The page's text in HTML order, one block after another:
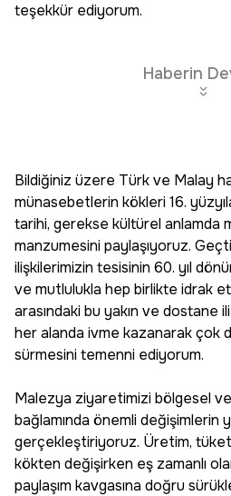
teşekkür ediyorum.
Haberin
Bildiğiniz üzere Türk ve Malay
münasebetlerin kökleri 16.
tarihi, gerekse kültürel anlamda
manzumesini paylaşıyoruz.
ilişkilerimizin tesisinin 60. yıl
ve mutlulukla hep birlikte idrak
arasındaki bu yakın ve dostane
her alanda ivme kazanarak çok
sürmesini temenni ediyorum.
Malezya ziyaretimizi bölgesel
bağlamında önemli değişimlerin
gerçekleştiriyoruz. Üretim,
kökten değişirken eş zamanlı
paylaşım kavgasına doğru